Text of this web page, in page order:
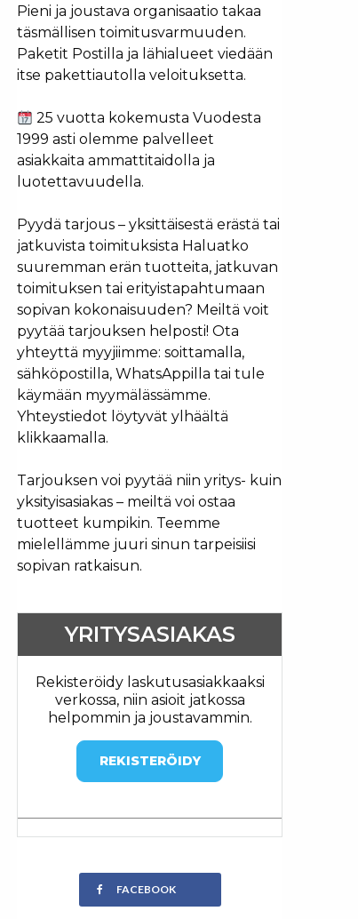
Pieni ja joustava organisaatio takaa
täsmällisen toimitusvarmuuden.
Paketit Postilla ja lähialueet viedään
itse pakettiautolla veloituksetta.
25 vuotta kokemusta Vuodesta
1999 asti olemme palvelleet
asiakkaita ammattitaidolla ja
luotettavuudella.
Pyydä tarjous – yksittäisestä erästä tai
jatkuvista toimituksista Haluatko
suuremman erän tuotteita, jatkuvan
toimituksen tai erityistapahtumaan
sopivan kokonaisuuden? Meiltä voit
pyytää tarjouksen helposti! Ota
yhteyttä myyjiimme: soittamalla,
sähköpostilla, WhatsAppilla tai tule
käymään myymälässämme.
Yhteystiedot löytyvät ylhäältä
klikkaamalla.
Tarjouksen voi pyytää niin yritys- kuin
yksityisasiakas – meiltä voi ostaa
tuotteet kumpikin. Teemme
mielellämme juuri sinun tarpeisiisi
sopivan ratkaisun.
YRITYSASIAKAS
Rekisteröidy laskutusasiakkaaksi
verkossa, niin asioit jatkossa
helpommin ja joustavammin.
REKISTERÖIDY
FACEBOOK